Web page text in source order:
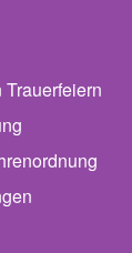
von Friedhof